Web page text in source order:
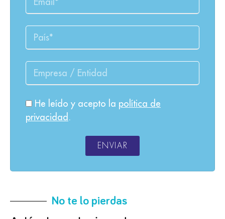
He leído y acepto la política de
privacidad .
ENVIAR
No te lo pierdas